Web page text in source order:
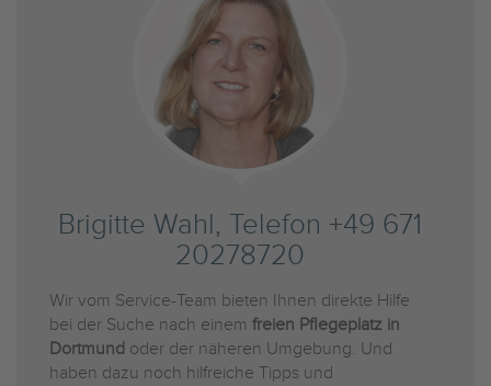
Brigitte Wahl, Telefon +49 671
20278720
Wir vom Service-Team bieten Ihnen direkte Hilfe
bei der Suche nach einem freien Pflegeplatz in
Dortmund oder der näheren Umgebung. Und
haben dazu noch hilfreiche Tipps und